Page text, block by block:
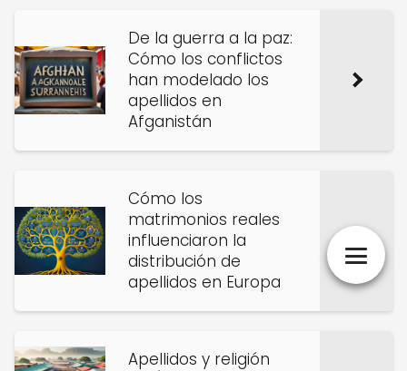
De la guerra a la paz:
Cómo los conflictos
han modelado los
apellidos en
Afganistán
Cómo los
matrimonios reales
influenciaron la
distribución de
apellidos en Europa
Apellidos y religión